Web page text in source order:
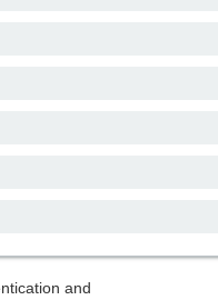
and